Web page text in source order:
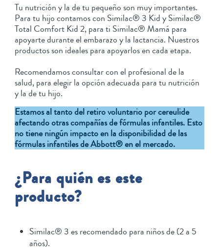
Tu nutrición y la de tu pequeño son muy importantes.
Para tu hijo contamos con Similac® 3 Kid y Similac®
Total Comfort Kid 2, para ti Similac® Mamá para
apoyarte durante el embarazo y la lactancia. Nuestros
productos son ideales para apoyarlos en cada etapa.
Recomendamos consultar con el profesional de la
salud, para elegir la opción adecuada para tu nutrición
y la de tu hijo.
Estamos al tanto del retiro voluntario por cereulide
afectando otras compañías de fórmulas infantiles. Esto
no tiene ningún impacto en la disponibilidad de las
fórmulas infantiles de Abbott® en el mercado.
¿Para quién es este
producto?
Similac® 3 es recomendado para niños de (2 a 5
años).